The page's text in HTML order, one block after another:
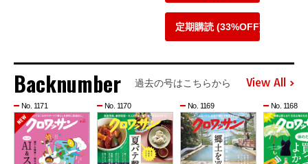
定期購読 (33%OFF)
Backnumber 過去の号はこちらから View All
No. 1171 No. 1170 No. 1169 No. 1168